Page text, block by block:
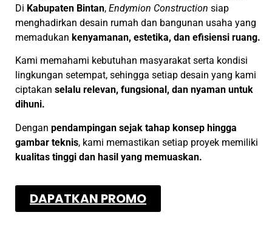
Di Kabupaten Bintan, Endymion Construction siap
menghadirkan desain rumah dan bangunan usaha yang
memadukan kenyamanan, estetika, dan efisiensi ruang.
Kami memahami kebutuhan masyarakat serta kondisi
lingkungan setempat, sehingga setiap desain yang kami
ciptakan selalu relevan, fungsional, dan nyaman untuk
dihuni.
Dengan pendampingan sejak tahap konsep hingga
gambar teknis, kami memastikan setiap proyek memiliki
kualitas tinggi dan hasil yang memuaskan.
DAPATKAN PROMO